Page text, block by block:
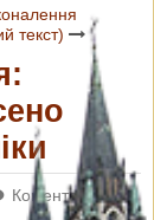
текст)
Коментарі: 0